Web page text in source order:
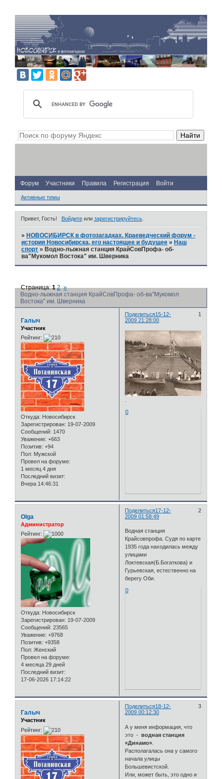
Форум Участники Правила Регистрация Войти
Активные темы
Привет, Гость! Войдитеили зарегистрируйтесь.
» НОВОСИБИРСК в фотозагадках. Краеведческий форум -
история Новосибирска, его настоящее и будущее » Наш
спорт » Водно-лыжная станция КрайСовПрофа- об-
ва"Мукомол Востока" им. Шверника
Водно-лыжная станция КрайСовПрофа- об-ва"Мукомол
Востока" им. Шверника
Страница:1 2 »
Поделиться 1
15-12-
2009 21:28:00
Галыч
Участник
Рейтинг:
Откуда: Новосибирск
Зарегистрирован: 19-07-2009
Сообщений: 1470
Уважение: +663
Позитив: +94
Пол: Мужской
Провел на форуме:
1 месяц 4 дня
Последний визит:
Вчера 14:46:31
0
Поделиться 2
17-12-
2009 01:58:49
Olga
Администратор
Рейтинг:
Откуда: Новосибирск
Зарегистрирован: 19-07-2009
Сообщений: 23565
Уважение: +9768
Позитив: +9358
Пол: Женский
Провел на форуме:
4 месяца 29 дней
Последний визит:
17-06-2026 17:14:22
Водная станция
Крайсовпрофа. Судя по карте
1935 года находилась между
улицами
Локтевская(Б.Богаткова) и
Гурьевская, естественно на
берегу Оби.
0
Поделиться 3
18-12-
2009 00:12:30
Галыч
Участник
Рейтинг:
А у меня информация, что
это -водная станция
«Динамо»
Располагалась она у самого
начала улицы
Большевистской.
Или, может быть, это одно и